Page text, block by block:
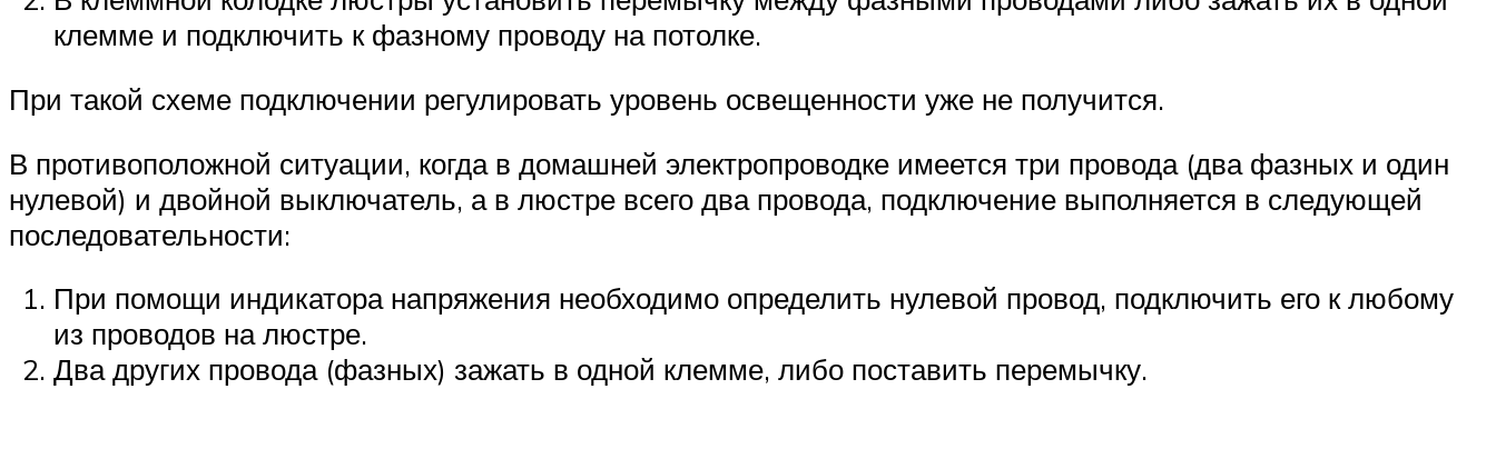
клемме и подключить к фазному проводу на потолке.
При такой схеме подключении регулировать уровень освещенности уже не получится.
В противоположной ситуации, когда в домашней электропроводке имеется три провода (два фазных и один
нулевой) и двойной выключатель, а в люстре всего два провода, подключение выполняется в следующей
последовательности:
При помощи индикатора напряжения необходимо определить нулевой провод, подключить его к любому
из проводов на люстре.
Два других провода (фазных) зажать в одной клемме, либо поставить перемычку.